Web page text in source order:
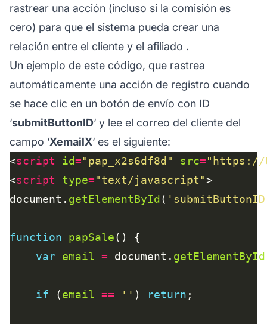
rastrear una acción (incluso si la comisión es
cero) para que el sistema pueda crear una
relación entre el cliente y el afiliado .
Un ejemplo de este código, que rastrea
automáticamente una acción de registro cuando
se hace clic en un botón de envío con ID
‘submitButtonID‘ y lee el correo del cliente del
campo ‘XemailX‘ es el siguiente:
<script id="pap_x2s6df8d" src="https://
<script type="text/javascript"
document. getElementById(
function papSale
var email = document. getElementById
if (email == '' ) return